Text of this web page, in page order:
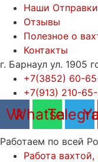
Наши Отправки
Отзывы
Полезное о
Контакты
г. Барнаул ул. 1905
+7(3852) 60-
+7(913) 210-
Vk
Whatsapp
Работаем по всей
Работа